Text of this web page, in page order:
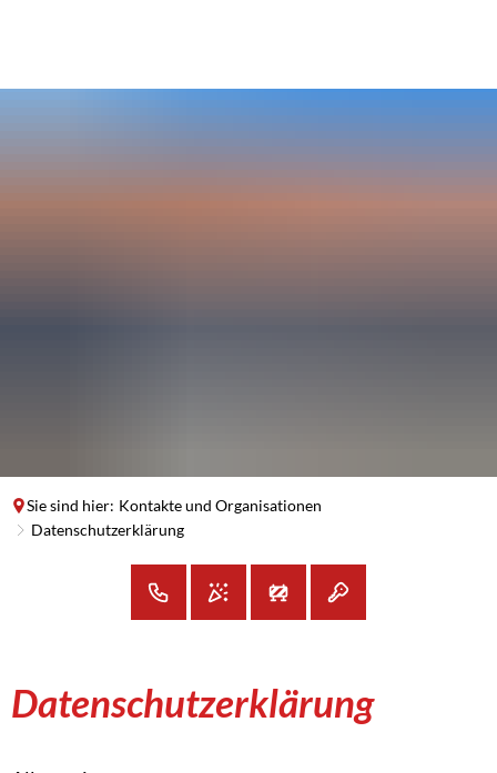
Sie sind hier: Kontakte und Organisationen
Datenschutzerklärung
Datenschutzerklärung
Datenschutzerklärung